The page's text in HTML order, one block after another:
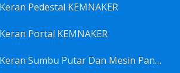
Pedestal KEMNAKER
Portal KEMNAKER
Sertifikasi Crane/Keran Sumbu Putar Dan Mesin Pancang KEMNAKER